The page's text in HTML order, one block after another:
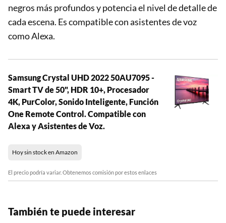
negros más profundos y potencia el nivel de detalle de
cada escena. Es compatible con asistentes de voz
como Alexa.
Samsung Crystal UHD 2022 50AU7095 -
Smart TV de 50", HDR 10+, Procesador
4K, PurColor, Sonido Inteligente, Función
One Remote Control. Compatible con
Alexa y Asistentes de Voz.
Hoy sin stock en Amazon
El precio podría variar. Obtenemos comisión por estos enlaces
También te puede interesar